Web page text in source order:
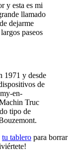
y esta es mi
llamado
dejarme
paseos
1971 y desde
de
en-
Truc
tipo de
tu tablero para borrar